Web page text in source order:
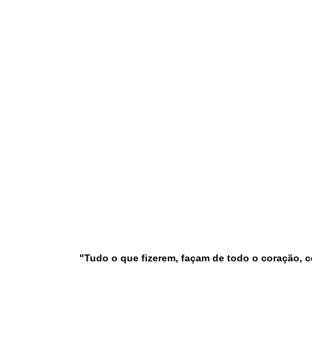
"Tudo o que fizerem, façam de todo o coração,